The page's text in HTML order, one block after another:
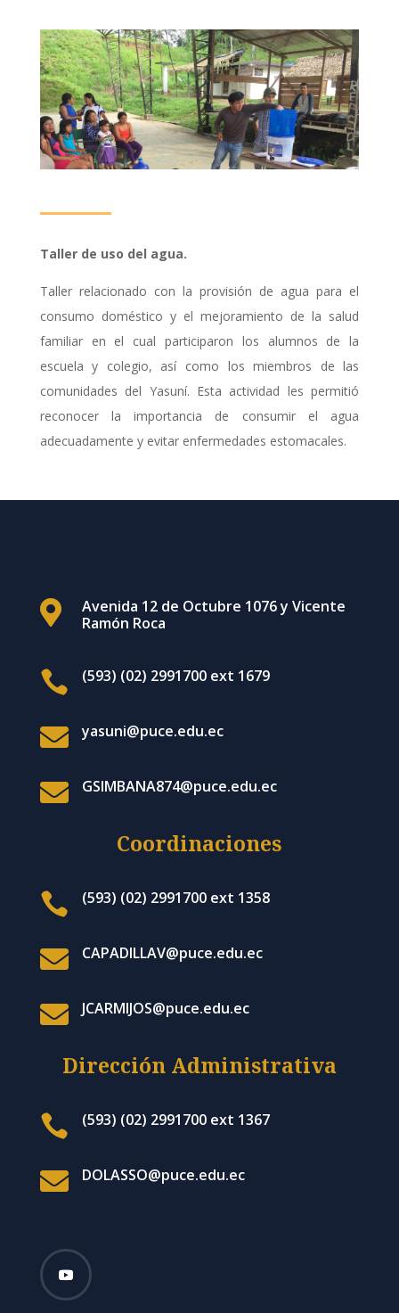
Taller de uso del agua.
Taller relacionado con la provisión de agua para el
consumo doméstico y el mejoramiento de la salud
familiar en el cual participaron los alumnos de la
escuela y colegio, así como los miembros de las
comunidades del Yasuní. Esta actividad les permitió
reconocer la importancia de consumir el agua
adecuadamente y evitar enfermedades estomacales.

Avenida 12 de Octubre 1076 y Vicente
Ramón Roca
 (593) (02) 2991700 ext 1679
 yasuni@puce.edu.ec
 GSIMBANA874@puce.edu.ec
Coordinaciones
 (593) (02) 2991700 ext 1358
 CAPADILLAV@puce.edu.ec
 JCARMIJOS@puce.edu.ec
Dirección Administrativa
 (593) (02) 2991700 ext 1367
 DOLASSO@puce.edu.ec